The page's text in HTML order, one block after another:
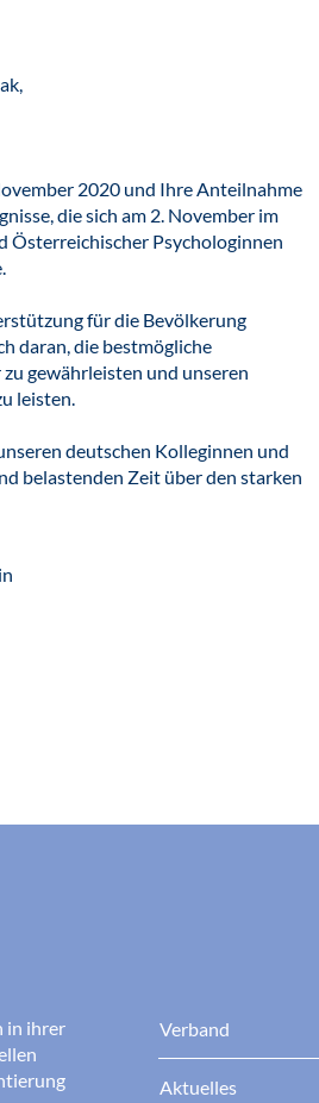
2020 und Ihre Anteilnahme
die sich am 2. November im
Österreichischer Psychologinnen
für die Bevölkerung
daran, die bestmögliche
gewährleisten und unseren
leisten.
deutschen Kolleginnen und
belastenden Zeit über den starken
in ihrer
Verband
Aktuelles